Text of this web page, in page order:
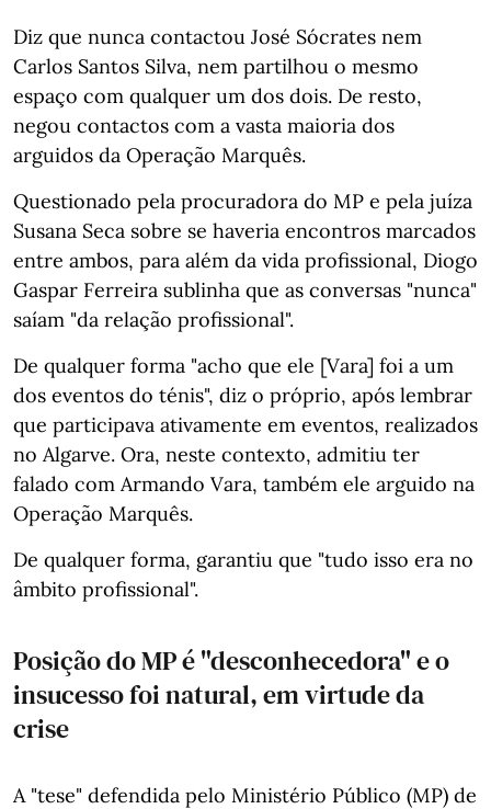
Diz que nunca contactou José Sócrates nem
Carlos Santos Silva, nem partilhou o mesmo
espaço com qualquer um dos dois. De resto,
negou contactos com a vasta maioria dos
arguidos da Operação Marquês.
Questionado pela procuradora do MP e pela juíza
Susana Seca sobre se haveria encontros marcados
entre ambos, para além da vida profissional, Diogo
Gaspar Ferreira sublinha que as conversas "nunca"
saíam "da relação profissional".
De qualquer forma "acho que ele [Vara] foi a um
dos eventos do ténis", diz o próprio, após lembrar
que participava ativamente em eventos, realizados
no Algarve. Ora, neste contexto, admitiu ter
falado com Armando Vara, também ele arguido na
Operação Marquês.
De qualquer forma, garantiu que "tudo isso era no
âmbito profissional".
Posição do MP é "desconhecedora" e o
insucesso foi natural, em virtude da
crise
A "tese" defendida pelo Ministério Público (MP) de